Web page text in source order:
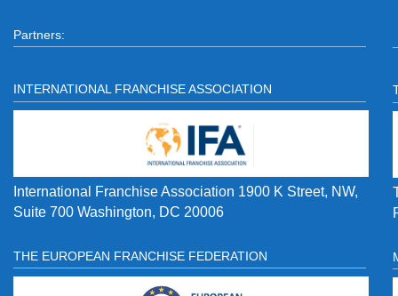
Partners:
INTERNATIONAL FRANCHISE ASSOCIATION
International Franchise Association 1900 K Street, NW,
Suite 700 Washington, DC 20006
THE EUROPEAN FRANCHISE FEDERATION